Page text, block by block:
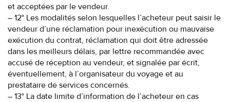
et acceptées par le vendeur.
– 12° Les modalités selon lesquelles l’acheteur peut saisir le
vendeur d’une réclamation pour inexécution ou mauvaise
exécution du contrat, réclamation qui doit être adressée
dans les meilleurs délais, par lettre recommandée avec
accusé de réception au vendeur, et signalée par écrit,
éventuellement, à l’organisateur du voyage et au
prestataire de services concernés.
– 13° La date limite d’information de l’acheteur en cas